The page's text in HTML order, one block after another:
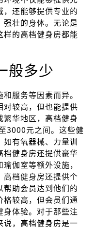
，还能够提供专业的
强壮的身体。无论是
样的高档健身房都能
般多少
服务等因素而异。
对较高，但也能提供
繁华地区，高档健身
3000元之间。这些健
有氧器械、力量训
档健身房还提供豪华
伽室等额外设施，
高档健身房还提供个
帮助会员达到他们的
格较高，但会员们通
身体验。对于那些注
说，高档健身房是一